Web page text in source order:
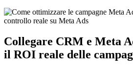
Collegare CRM e Meta
il ROI reale delle